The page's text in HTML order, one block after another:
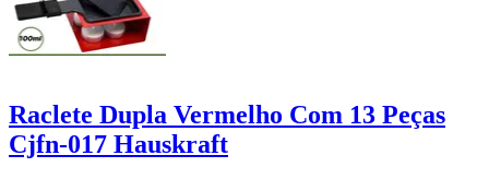
Raclete Dupla Vermelho Com 13 Peças
Cjfn-017 Hauskraft